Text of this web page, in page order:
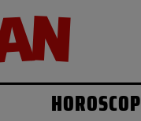
HOROSCOP